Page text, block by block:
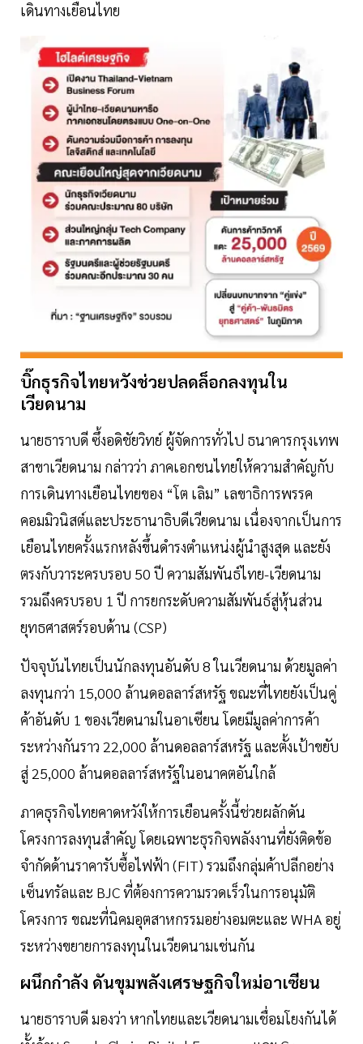
เดินทางเยือนไทย
บิ๊กธุรกิจไทยหวังช่วยปลดล็อกลงทุนใน
เวียดนาม
นายธาราบดี ซึ้งอดิชัยวิทย์ ผู้จัดการทั่วไป ธนาคารกรุงเทพ
สาขาเวียดนาม กล่าวว่า ภาคเอกชนไทยให้ความสำคัญกับ
การเดินทางเยือนไทยของ “โต เลิม” เลขาธิการพรรค
คอมมิวนิสต์และประธานาธิบดีเวียดนาม เนื่องจากเป็นการ
เยือนไทยครั้งแรกหลังขึ้นดำรงตำแหน่งผู้นำสูงสุด และยัง
ตรงกับวาระครบรอบ 50 ปี ความสัมพันธ์ไทย-เวียดนาม
รวมถึงครบรอบ 1 ปี การยกระดับความสัมพันธ์สู่หุ้นส่วน
ยุทธศาสตร์รอบด้าน (CSP)
ปัจจุบันไทยเป็นนักลงทุนอันดับ 8 ในเวียดนาม ด้วยมูลค่า
ลงทุนกว่า 15,000 ล้านดอลลาร์สหรัฐ ขณะที่ไทยยังเป็นคู่
ค้าอันดับ 1 ของเวียดนามในอาเซียน โดยมีมูลค่าการค้า
ระหว่างกันราว 22,000 ล้านดอลลาร์สหรัฐ และตั้งเป้าขยับ
สู่ 25,000 ล้านดอลลาร์สหรัฐในอนาคตอันใกล้
ภาคธุรกิจไทยคาดหวังให้การเยือนครั้งนี้ช่วยผลักดัน
โครงการลงทุนสำคัญ โดยเฉพาะธุรกิจพลังงานที่ยังติดข้อ
จำกัดด้านราคารับซื้อไฟฟ้า (FIT) รวมถึงกลุ่มค้าปลีกอย่าง
เซ็นทรัลและ BJC ที่ต้องการความรวดเร็วในการอนุมัติ
โครงการ ขณะที่นิคมอุตสาหกรรมอย่างอมตะและ WHA อยู่
ระหว่างขยายการลงทุนในเวียดนามเช่นกัน
ผนึกกำลัง ดันขุมพลังเศรษฐกิจใหม่อาเซียน
นายธาราบดี มองว่า หากไทยและเวียดนามเชื่อมโยงกันได้